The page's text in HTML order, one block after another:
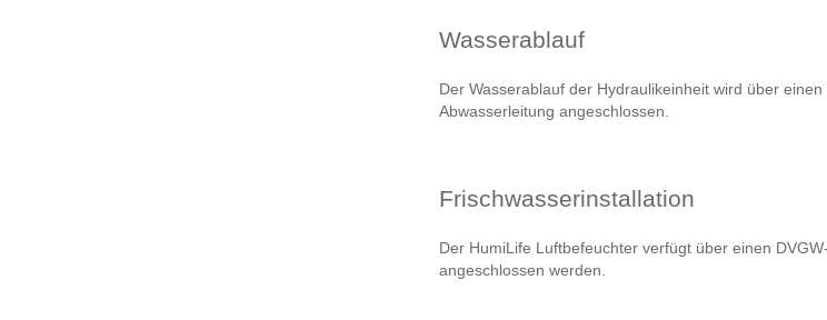
Wasserablauf
Der Wasserablauf der Hydraulikeinheit wird über
Abwasserleitung angeschlossen.
Frischwasserinstallation
Der HumiLife Luftbefeuchter verfügt über einen
angeschlossen werden.